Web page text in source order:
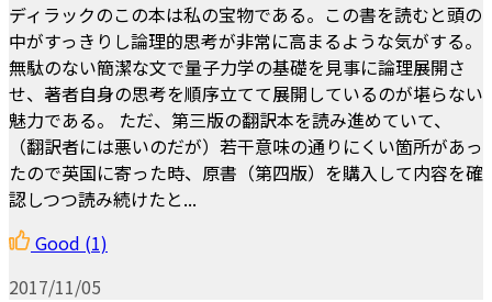
ディラックのこの本は私の宝物である。この書を読むと頭の
中がすっきりし論理的思考が非常に高まるような気がする。
無駄のない簡潔な文で量子力学の基礎を見事に論理展開さ
せ、著者自身の思考を順序立てて展開しているのが堪らない
魅力である。 ただ、第三版の翻訳本を読み進めていて、
（翻訳者には悪いのだが）若干意味の通りにくい箇所があっ
たので英国に寄った時、原書（第四版）を購入して内容を確
認しつつ読み続けたと...
Good (1)
2017/11/05